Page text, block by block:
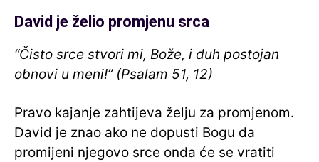
David je želio promjenu srca
“Čisto srce stvori mi, Bože, i duh postojan
obnovi u meni!” (Psalam 51, 12)
Pravo kajanje zahtijeva želju za promjenom.
David je znao ako ne dopusti Bogu da
promijeni njegovo srce onda će se vratiti